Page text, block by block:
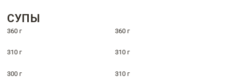
СУПЫ
360 г 360 г
310 г 310 г
300 г 310 г